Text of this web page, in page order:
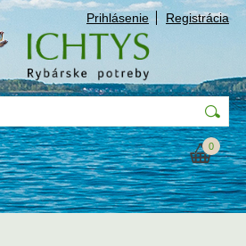
Prihlásenie Registrácia
0